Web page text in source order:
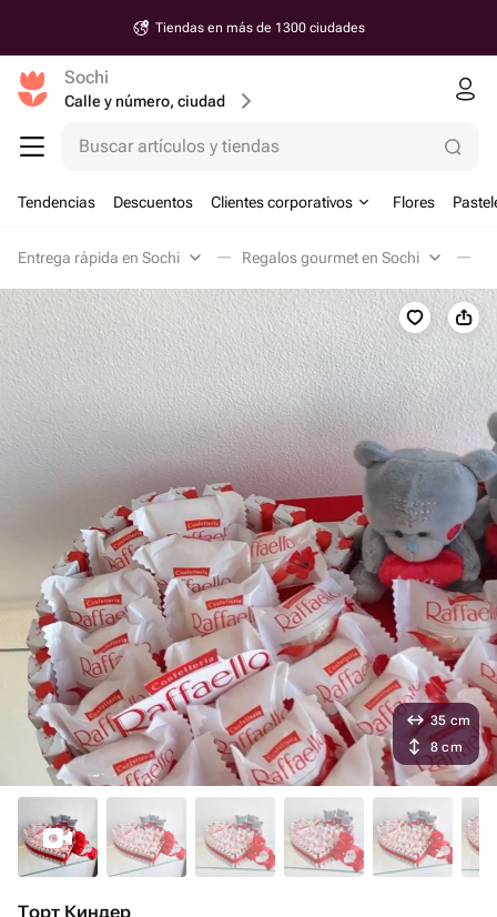
Tiendas en más de 1300 ciudades
Sochi
Calle y número, ciudad
Buscar artículos y tiendas
Tendencias Descuentos Clientes corporativos Flores
Entrega rápida en Sochi Regalos gourmet en Sochi
Торт Киндер
35 cm
8 cm